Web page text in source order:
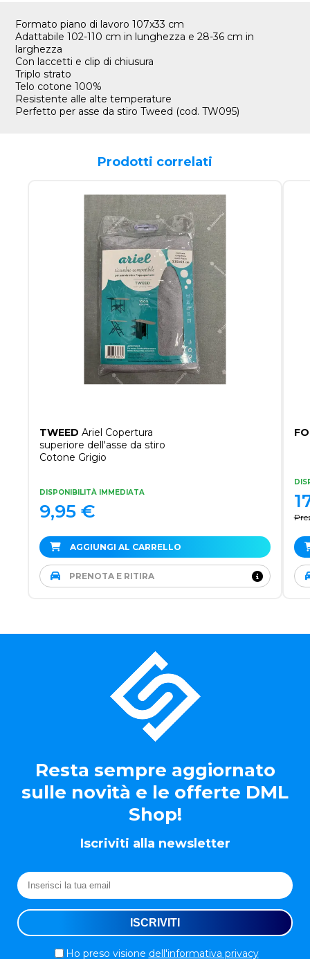
Formato piano di lavoro 107x33 cm
Adattabile 102-110 cm in lunghezza e 28-36 cm in
larghezza
Con laccetti e clip di chiusura
Triplo strato
Telo cotone 100%
Resistente alle alte temperature
Perfetto per asse da stiro Tweed (cod. TW095)
Prodotti correlati
TWEED Ariel Copertura
superiore dell'asse da stiro
Cotone Grigio
DISPONIBILITÀ IMMEDIATA
9,95 €
AGGIUNGI AL CARRELLO
PRENOTA E RITIRA
Resta sempre aggiornato
sulle novità e le offerte DML
Shop!
Iscriviti alla newsletter
Ho preso visione dell'informativa privacy